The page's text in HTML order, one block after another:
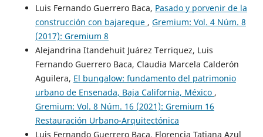
Luis Fernando Guerrero Baca, Pasado y porvenir de la
construcción con bajareque , Gremium: Vol. 4 Núm. 8
(2017): Gremium 8
Alejandrina Itandehuit Juárez Terriquez, Luis
Fernando Guerrero Baca, Claudia Marcela Calderón
Aguilera, El bungalow: fundamento del patrimonio
urbano de Ensenada, Baja California, México ,
Gremium: Vol. 8 Núm. 16 (2021): Gremium 16
Restauración Urbano-Arquitectónica
Luis Fernando Guerrero Baca, Florencia Tatiana Azul